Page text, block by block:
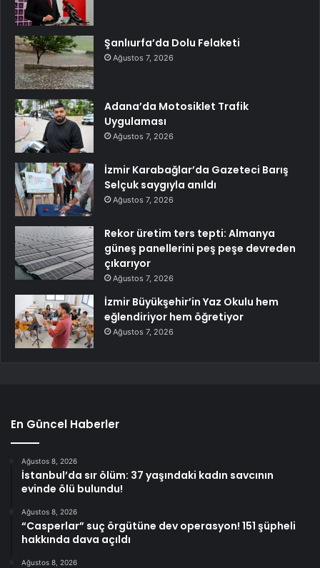
Şanlıurfa’da Dolu Felaketi
Ağustos 7, 2026
Adana’da Motosiklet Trafik
Uygulaması
Ağustos 7, 2026
İzmir Karabağlar’da Gazeteci Barış
Selçuk saygıyla anıldı
Ağustos 7, 2026
Rekor üretim ters tepti: Almanya
güneş panellerini peş peşe devreden
çıkarıyor
Ağustos 7, 2026
İzmir Büyükşehir’in Yaz Okulu hem
eğlendiriyor hem öğretiyor
Ağustos 7, 2026
En Güncel Haberler
Ağustos 8, 2026
İstanbul’da sır ölüm: 37 yaşındaki kadın savcının
evinde ölü bulundu!
Ağustos 8, 2026
“Casperlar” suç örgütüne dev operasyon! 151 şüpheli
hakkında dava açıldı
Ağustos 8, 2026